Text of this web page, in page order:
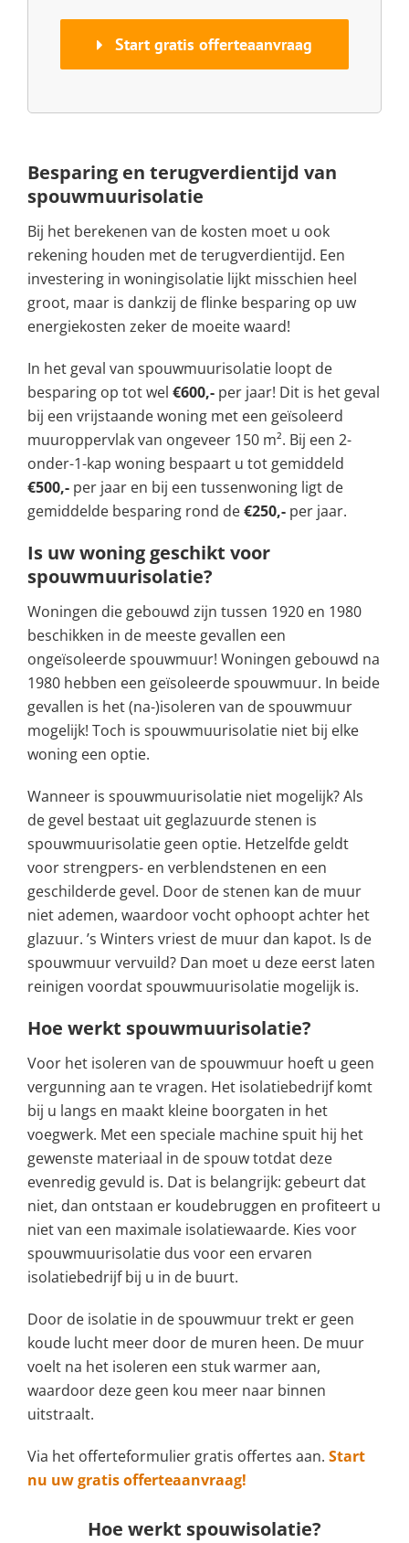
Start gratis offerteaanvraag
Besparing en terugverdientijd van
spouwmuurisolatie
Bij het berekenen van de kosten moet u ook
rekening houden met de terugverdientijd. Een
investering in woningisolatie lijkt misschien heel
groot, maar is dankzij de flinke besparing op uw
energiekosten zeker de moeite waard!
In het geval van spouwmuurisolatie loopt de
besparing op tot wel €600,- per jaar! Dit is het geval
bij een vrijstaande woning met een geïsoleerd
muuroppervlak van ongeveer 150 m². Bij een 2-
onder-1-kap woning bespaart u tot gemiddeld
€500,- per jaar en bij een tussenwoning ligt de
gemiddelde besparing rond de€250,- per jaar.
Is uw woning geschikt voor
spouwmuurisolatie?
Woningen die gebouwd zijn tussen 1920 en 1980
beschikken in de meeste gevallen een
ongeïsoleerde spouwmuur! Woningen gebouwd na
1980 hebben een geïsoleerde spouwmuur. In beide
gevallen is het (na-)isoleren van de spouwmuur
mogelijk! Toch is spouwmuurisolatie niet bij elke
woning een optie.
Wanneer is spouwmuurisolatie niet mogelijk? Als
de gevel bestaat uit geglazuurde stenen is
spouwmuurisolatie geen optie. Hetzelfde geldt
voor strengpers- en verblendstenen en een
geschilderde gevel. Door de stenen kan de muur
niet ademen, waardoor vocht ophoopt achter het
glazuur. ’s Winters vriest de muur dan kapot. Is de
spouwmuur vervuild? Dan moet u deze eerst laten
reinigen voordat spouwmuurisolatie mogelijk is.
Hoe werkt spouwmuurisolatie?
Voor het isoleren van de spouwmuur hoeft u geen
vergunning aan te vragen. Het isolatiebedrijf komt
bij u langs en maakt kleine boorgaten in het
voegwerk. Met een speciale machine spuit hij het
gewenste materiaal in de spouw totdat deze
evenredig gevuld is. Dat is belangrijk: gebeurt dat
niet, dan ontstaan er koudebruggen en profiteert u
niet van een maximale isolatiewaarde. Kies voor
spouwmuurisolatie dus voor een ervaren
isolatiebedrijf bij u in de buurt.
Door de isolatie in de spouwmuur trekt er geen
koude lucht meer door de muren heen. De muur
voelt na het isoleren een stuk warmer aan,
waardoor deze geen kou meer naar binnen
uitstraalt.
Via het offerteformulier gratis offertes aan. Start
nu uw gratis offerteaanvraag!
Hoe werkt spouwisolatie?